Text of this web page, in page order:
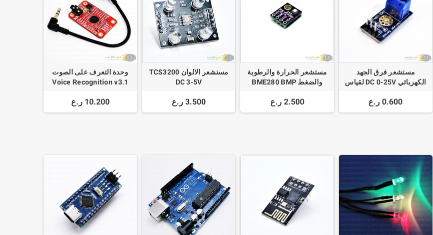
مستشعر فرق الجهد
الكهربائي DC 0-25V لقياس
0.600 ر.ع
مستشعر الحرارة والرطوبة
والضغط BME280 BMP
Humidity Sensor
2.500 ر.ع
مستشعر الالوان TCS3200
DC 3-5V
3.500 ر.ع
وحدة التعرف على الصوت
Voice Recognition v3.1
10.200 ر.ع